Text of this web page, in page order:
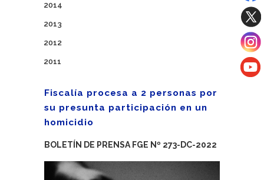
2014
2013
2012
2011
Fiscalía procesa a 2 personas por
su presunta participación en un
homicidio
BOLETÍN DE PRENSA FGE Nº 273-DC-2022